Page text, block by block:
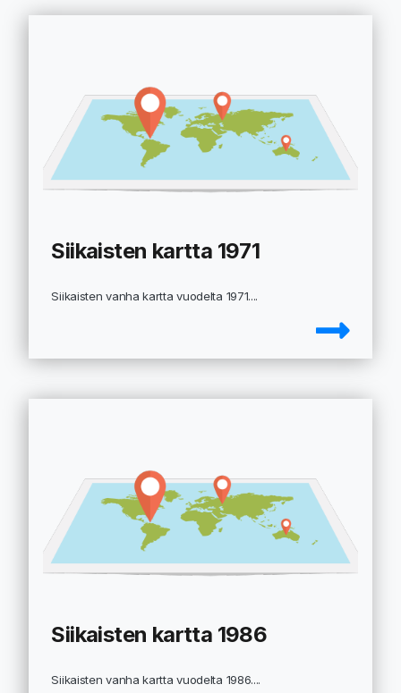
Siikaisten kartta 1971
Siikaisten vanha kartta vuodelta 1971....
Siikaisten kartta 1986
Siikaisten vanha kartta vuodelta 1986....